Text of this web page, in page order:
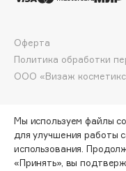
DP Daily Perfection
Dr.Althea
Dr.Ceuracle
Dyson
ООО «Визаж
Оферта
Политика обработки
Мы используем файлы
для улучшения работы
использования.
«Принять», вы